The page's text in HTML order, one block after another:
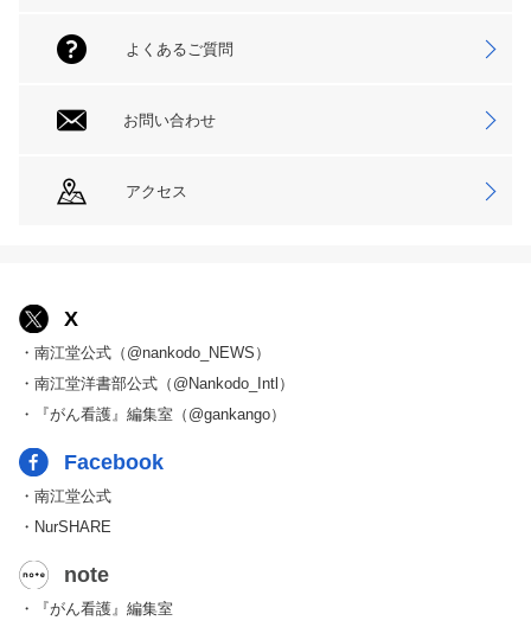
よくあるご質問
お問い合わせ
アクセス
X
・南江堂公式（@nankodo_NEWS）
・南江堂洋書部公式（@Nankodo_Intl）
・『がん看護』編集室（@gankango）
Facebook
・南江堂公式
・NurSHARE
note
・『がん看護』編集室